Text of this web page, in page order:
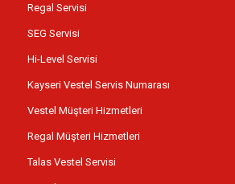
Regal Servisi
SEG Servisi
Hi-Level Servisi
Kayseri Vestel Servis Numarası
Vestel Müşteri Hizmetleri
Regal Müşteri Hizmetleri
Talas Vestel Servisi